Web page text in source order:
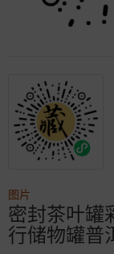
图片
密封茶叶罐
行储物罐普